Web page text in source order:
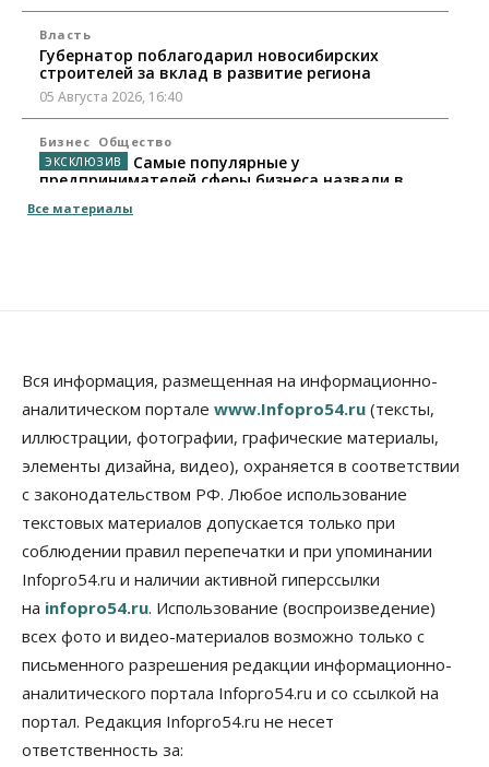
Власть
Губернатор поблагодарил новосибирских
строителей за вклад в развитие региона
05 Августа 2026, 16:40
Бизнес Общество
Самые популярные у
предпринимателей сферы бизнеса назвали в
05 Августа 2026, 16:00
Недвижимость
Проект нового микрорайона на улице Кирова
утвердили в Новосибирске
05 Августа 2026, 15:30
Промышленность
Новосибирские компании произвели косметики
на два миллиарда рублей
05 Августа 2026, 15:00
Власть Финансы
Криптовалюта в России официально стала
05 Августа 2026, 14:00
Недвижимость
Открыты продажи квартир нового дома в
квартале «Цветной бульвар» ГК «Расцветай»
05 Августа 2026, 13:23
Все материалы
Вся информация, размещенная на информационно-
аналитическом портале www.Infopro54.ru (тексты,
иллюстрации, фотографии, графические материалы,
элементы дизайна, видео), охраняется в соответствии
с законодательством РФ. Любое использование
текстовых материалов допускается только при
соблюдении правил перепечатки и при упоминании
Infopro54.ru и наличии активной гиперссылки
на infopro54.ru. Использование (воспроизведение)
всех фото и видео-материалов возможно только с
письменного разрешения редакции информационно-
аналитического портала Infopro54.ru и со ссылкой на
портал. Редакция Infopro54.ru не несет
ответственность за: